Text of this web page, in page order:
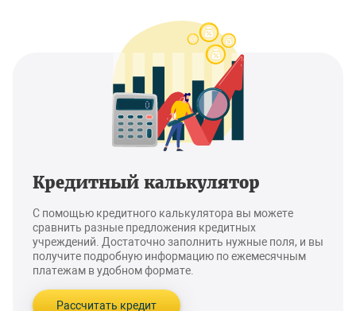
Кредитный калькулятор
С помощью кредитного калькулятора вы можете
сравнить разные предложения кредитных
учреждений. Достаточно заполнить нужные поля, и вы
получите подробную информацию по ежемесячным
платежам в удобном формате.
Рассчитать кредит